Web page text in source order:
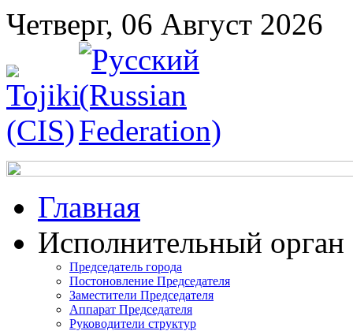
Четверг, 06 Август 2026
Главная
Исполнительный орган
Председатель города
Постоновление Председателя
Заместители Председателя
Аппарат Председателя
Руководители структур